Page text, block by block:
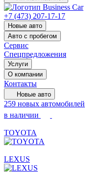
+7 (473) 207-17-17
Новые авто
Авто с пробегом
Сервис
Спецпредложения
Услуги
О компании
Контакты
Новые авто
259 новых автомобилей
в наличии
TOYOTA
LEXUS